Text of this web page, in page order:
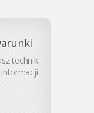
technik